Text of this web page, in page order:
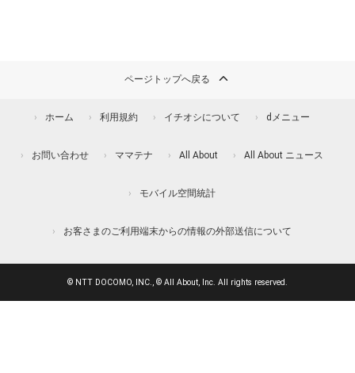
ページトップへ戻る
ホーム 利用規約 イチオシについて dメニュー
お問い合わせ ママテナ All About All About ニュース
モバイル空間統計
お客さまのご利用端末からの情報の外部送信について
© NTT DOCOMO, INC., © All About, Inc. All rights reserved.